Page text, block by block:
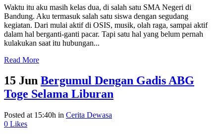
Waktu itu aku masih kelas dua, di salah satu SMA Negeri di
Bandung. Aku termasuk salah satu siswa dengan segudang
kegiatan. Dari mulai aktif di OSIS, musik, olah raga, sampai aktif
dalam hal berganti-ganti pacar. Tapi satu hal yang belum pernah
kulakukan saat itu hubungan...
Read More
15 Jun Bergumul Dengan Gadis ABG
Toge Selama Liburan
Posted at 15:40h in Cerita Dewasa
0 Likes